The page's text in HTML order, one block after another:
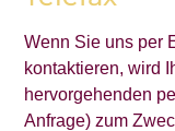
Wenn Sie uns per
kontaktieren, wird
hervorgehenden
Anfrage) zum